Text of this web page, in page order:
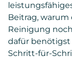
Beitrag,
Reinigung
dafür
Schritt-für-